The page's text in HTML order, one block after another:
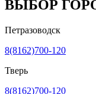
ВЫБОР
Петразоводск
8(8162)700-120
Тверь
8(8162)700-120